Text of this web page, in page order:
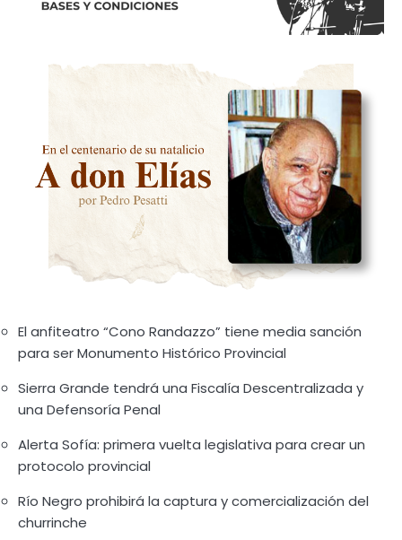
El anfiteatro “Cono Randazzo” tiene media sanción
para ser Monumento Histórico Provincial
Sierra Grande tendrá una Fiscalía Descentralizada y
una Defensoría Penal
Alerta Sofía: primera vuelta legislativa para crear un
protocolo provincial
Río Negro prohibirá la captura y comercialización del
churrinche